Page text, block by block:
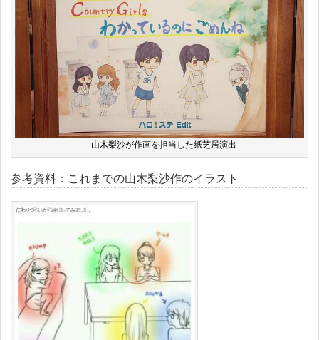
山木梨沙が作画を担当した紙芝居演出
参考資料：これまでの山木梨沙作のイラスト